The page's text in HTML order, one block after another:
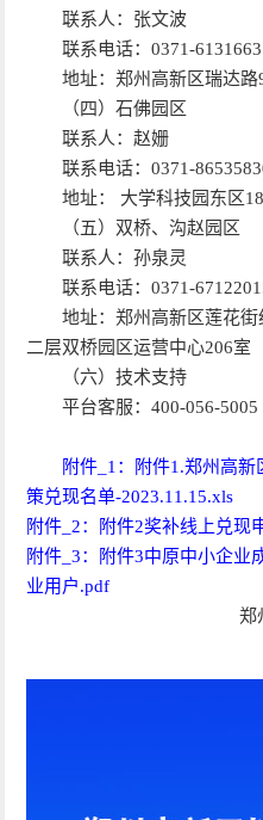
联系人：张文波
联系电话：0371-
地址：郑州高新区瑞达
（四）石佛园区
联系人：赵姗
联系电话：0371-
地址： 大学科技园东区
（五）双桥、沟赵园区
联系人：孙泉灵
联系电话：0371-
地址：郑州高新区莲花
二层双桥园区运营中心206室
（六）技术支持
平台客服：400-056-5005
附件_1：附件1.郑州高
策兑现名单-2023.11.15.xls
附件_2：附件2奖补线上兑现
附件_3：附件3中原中小企业
业用户.pdf
郑